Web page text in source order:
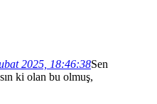
2025, 18:46:38Sen
ki olan bu olmuş,